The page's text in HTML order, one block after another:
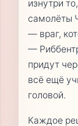
изнутри
самолёты
— враг,
—
придут
всё ещё
головой.
Каждое